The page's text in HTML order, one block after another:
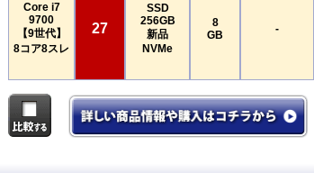
Core i7
9700
【9世代】
8コア8スレ
27
SSD
256GB
新品
NVMe
8
GB
-